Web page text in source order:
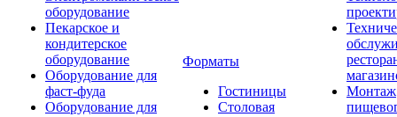
оборудование
Пекарское и
кондитерское
оборудование
Оборудование для
фаст-фуда
Оборудование для
Форматы
Гостиницы
Столовая
Монтаж